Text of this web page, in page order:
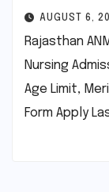
AUGUST 6,
Rajasthan
Nursing
Age Limit,
Form Apply